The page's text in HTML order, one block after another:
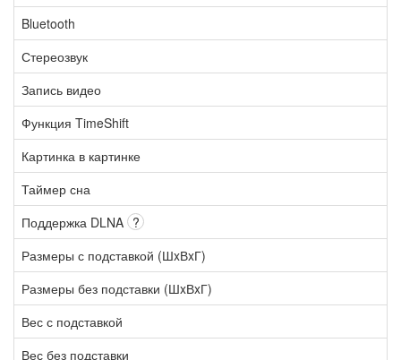
Bluetooth
Стереозвук
Запись видео
Функция TimeShift
Картинка в картинке
Таймер сна
Поддержка DLNA ?
Размеры с подставкой (ШxВxГ)
Размеры без подставки (ШxВxГ)
Вес с подставкой
Вес без подставки